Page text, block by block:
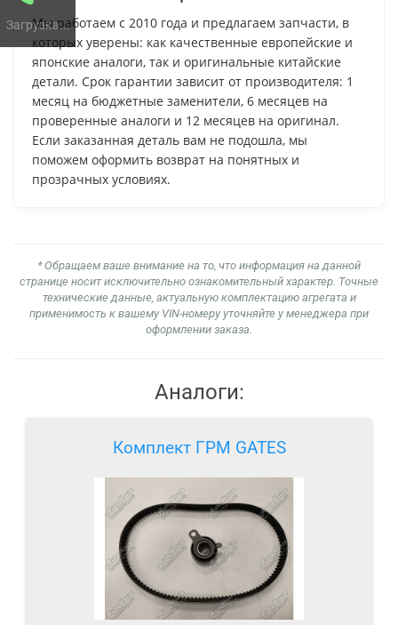
Загрузка...
Мы работаем с 2010 года и предлагаем запчасти, в
которых уверены: как качественные европейские и
японские аналоги, так и оригинальные китайские
детали. Срок гарантии зависит от производителя: 1
месяц на бюджетные заменители, 6 месяцев на
проверенные аналоги и 12 месяцев на оригинал.
Если заказанная деталь вам не подошла, мы
поможем оформить возврат на понятных и
прозрачных условиях.
* Обращаем ваше внимание на то, что информация на данной
странице носит исключительно ознакомительный характер. Точные
технические данные, актуальную комплектацию агрегата и
применимость к вашему VIN-номеру уточняйте у менеджера при
оформлении заказа.
Аналоги:
Комплект ГРМ GATES